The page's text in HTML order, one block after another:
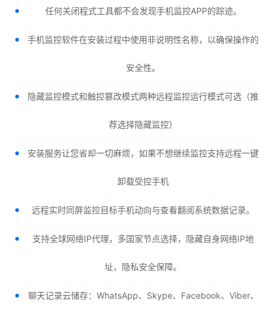
任何关闭程式工具都不会发现手机监控APP的踪迹。
手机监控软件在安装过程中使用非说明性名称，以确保操作的
安全性。
隐藏监控模式和触控篡改模式两种远程监控运行模式可选（推
荐选择隐藏监控）
安装服务让您省却一切麻烦，如果不想继续监控支持远程一键
卸载受控手机
远程实时同屏监控目标手机动向与查看翻阅系统数据记录。
支持全球网络IP代理，多国家节点选择，隐藏自身网络IP地
址，隐私安全保障。
聊天记录云储存：WhatsApp、Skype、Facebook、Viber、